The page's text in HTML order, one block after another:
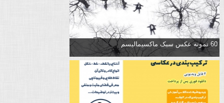
60 نمونه عکس سبک ماکسیمالیسم